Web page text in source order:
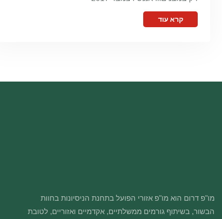
קרא עוד
מו"פ דרום הוא מו"פ אזורי הפועל בתחנת הניסיונות בחוות
הבשור, בשיתוף גורמים ממשלתיים, אקדמיים ואזוריים, לטובת